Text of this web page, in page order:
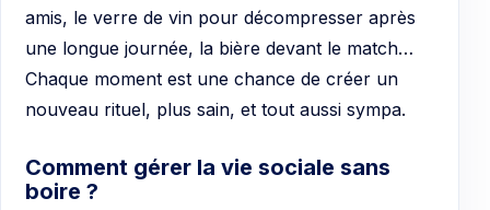
amis, le verre de vin pour décompresser après
une longue journée, la bière devant le match…
Chaque moment est une chance de créer un
nouveau rituel, plus sain, et tout aussi sympa.
Comment gérer la vie sociale sans
boire ?